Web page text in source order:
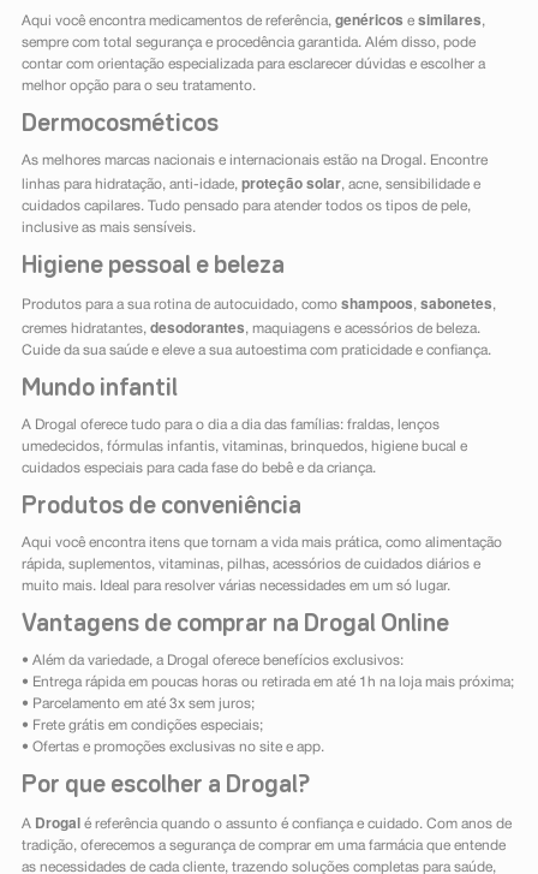
Aqui você encontra medicamentos de referência, genéricos e similares,
sempre com total segurança e procedência garantida. Além disso, pode
contar com orientação especializada para esclarecer dúvidas e escolher a
melhor opção para o seu tratamento.
Dermocosméticos
As melhores marcas nacionais e internacionais estão na Drogal. Encontre
linhas para hidratação, anti-idade, proteção solar, acne, sensibilidade e
cuidados capilares. Tudo pensado para atender todos os tipos de pele,
inclusive as mais sensíveis.
Higiene pessoal e beleza
Produtos para a sua rotina de autocuidado, como shampoos, sabonetes,
cremes hidratantes, desodorantes, maquiagens e acessórios de beleza.
Cuide da sua saúde e eleve a sua autoestima com praticidade e confiança.
Mundo infantil
A Drogal oferece tudo para o dia a dia das famílias: fraldas, lenços
umedecidos, fórmulas infantis, vitaminas, brinquedos, higiene bucal e
cuidados especiais para cada fase do bebê e da criança.
Produtos de conveniência
Aqui você encontra itens que tornam a vida mais prática, como alimentação
rápida, suplementos, vitaminas, pilhas, acessórios de cuidados diários e
muito mais. Ideal para resolver várias necessidades em um só lugar.
Vantagens de comprar na Drogal Online
• Além da variedade, a Drogal oferece benefícios exclusivos:
• Entrega rápida em poucas horas ou retirada em até 1h na loja mais próxima;
• Parcelamento em até 3x sem juros;
• Frete grátis em condições especiais;
• Ofertas e promoções exclusivas no site e app.
Por que escolher a Drogal?
A Drogal é referência quando o assunto é confiança e cuidado. Com anos de
tradição, oferecemos a segurança de comprar em uma farmácia que entende
as necessidades de cada cliente, trazendo soluções completas para saúde,